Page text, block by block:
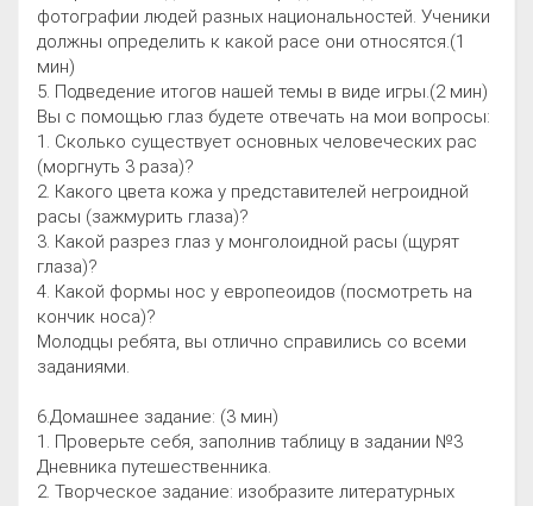
фотографии людей разных национальностей. Ученики
должны определить к какой расе они относятся.(1
мин)
5. Подведение итогов нашей темы в виде игры.(2 мин)
Вы с помощью глаз будете отвечать на мои вопросы:
1. Сколько существует основных человеческих рас
(моргнуть 3 раза)?
2. Какого цвета кожа у представителей негроидной
расы (зажмурить глаза)?
3. Какой разрез глаз у монголоидной расы (щурят
глаза)?
4. Какой формы нос у европеоидов (посмотреть на
кончик носа)?
Молодцы ребята, вы отлично справились со всеми
заданиями.
6.Домашнее задание: (3 мин)
1. Проверьте себя, заполнив таблицу в задании №3
Дневника путешественника.
2. Творческое задание: изобразите литературных